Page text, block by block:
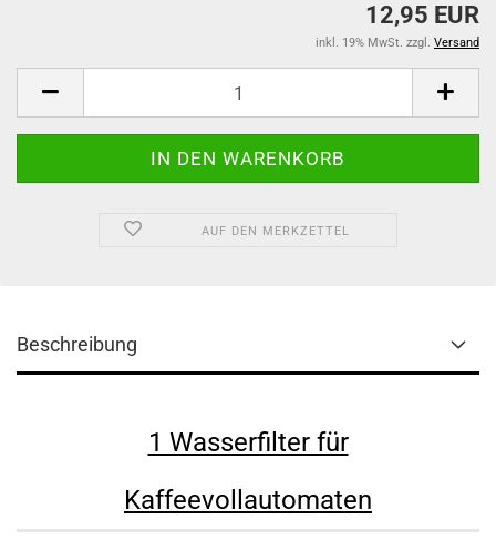
12,95 EUR
inkl. 19% MwSt. zzgl. Versand
AUF DEN MERKZETTEL
Beschreibung
1 Wasserfilter für
Kaffeevollautomaten